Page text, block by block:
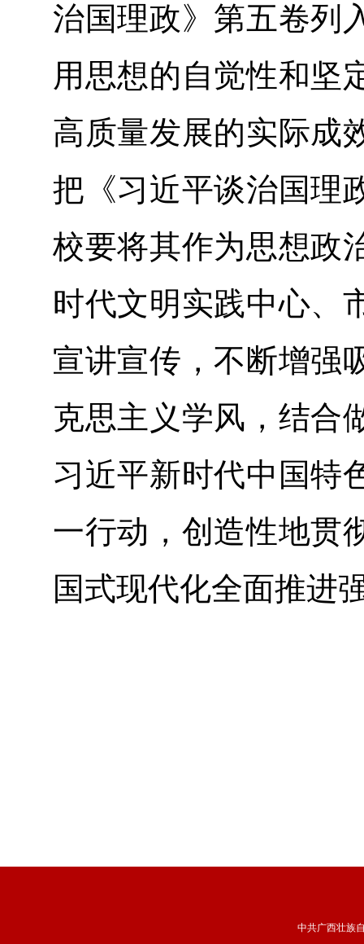
治国理政》第五卷列
用思想的自觉性和坚
高质量发展的实际成
把《习近平谈治国理
校要将其作为思想政
时代文明实践中心、
宣讲宣传，不断增强
克思主义学风，结合
习近平新时代中国特
一行动，创造性地贯
国式现代化全面推进
中共广西壮族